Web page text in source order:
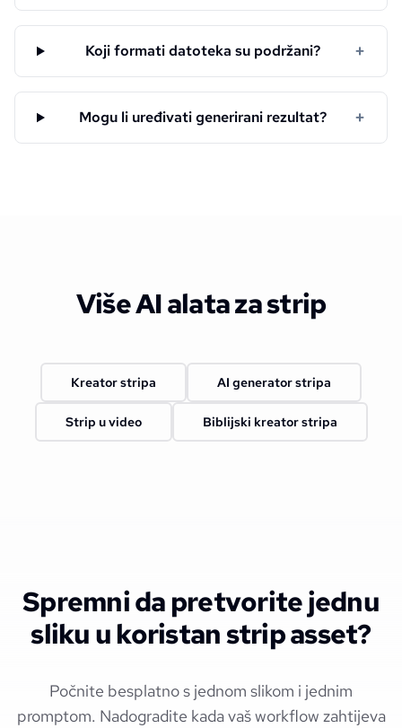
Koji formati datoteka su podržani? +
Mogu li uređivati generirani rezultat? +
Više AI alata za strip
Kreator stripa AI generator stripa
Strip u video Biblijski kreator stripa
Spremni da pretvorite jednu
sliku u koristan strip asset?
Počnite besplatno s jednom slikom i jednim
promptom. Nadogradite kada vaš workflow zahtijeva